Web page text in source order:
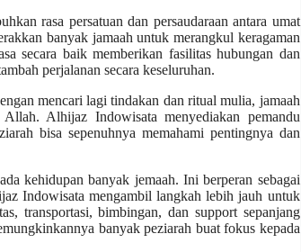
rasa persatuan dan persaudaraan antara umat
banyak jamaah untuk merangkul keragaman
secara baik memberikan fasilitas hubungan dan
perjalanan secara keseluruhan.
mencari lagi tindakan dan ritual mulia, jamaah
Alhijaz Indowisata menyediakan pemandu
bisa sepenuhnya memahami pentingnya dan
kehidupan banyak jemaah. Ini berperan sebagai
Indowisata mengambil langkah lebih jauh untuk
transportasi, bimbingan, dan support sepanjang
banyak peziarah buat fokus kepada